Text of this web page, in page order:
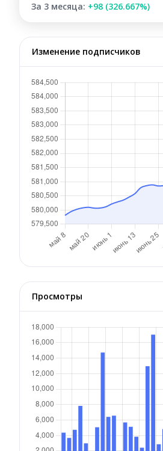
За 3 месяца: +98 (326.667%)
Изменение подписчиков
Просмотры